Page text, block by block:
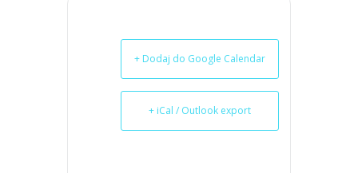
+ Dodaj do Google Calendar
+ iCal / Outlook export